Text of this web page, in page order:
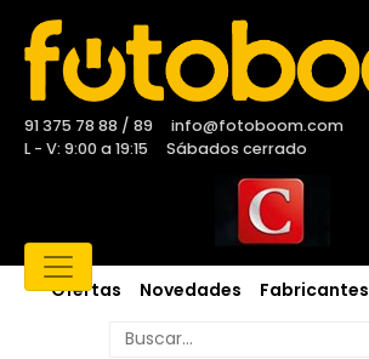
91 375 78 88 / 89
info@fotoboom.com
L - V: 9:00 a 19:15
Sábados cerrado
Ofertas Novedades Fabricantes